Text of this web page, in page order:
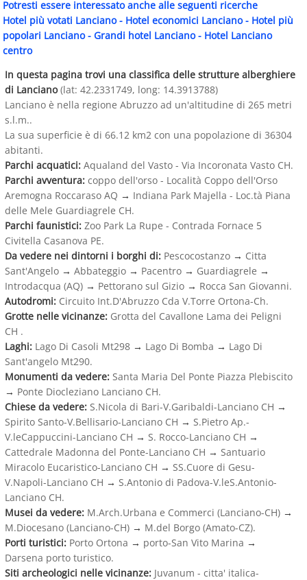
Potresti essere interessato anche alle seguenti ricerche
Hotel più votati Lanciano- Hotel economici Lanciano- Hotel più
popolari Lanciano- Grandi hotel Lanciano- Hotel Lanciano
centro
In questa pagina trovi una classifica delle strutture alberghiere
di Lanciano(lat: 42.2331749, long: 14.3913788)
Lanciano è nella regione Abruzzo ad un'altitudine di 265 metri
s.l.m..
La sua superficie è di 66.12 km2 con una popolazione di 36304
abitanti.
Parchi acquatici: Aqualand del Vasto - Via Incoronata Vasto CH.
Parchi avventura: coppo dell'orso - Località Coppo dell'Orso
Aremogna Roccaraso AQ → Indiana Park Majella - Loc.tà Piana
delle Mele Guardiagrele CH.
Parchi faunistici: Zoo Park La Rupe - Contrada Fornace 5
Civitella Casanova PE.
Da vedere nei dintorni i borghi di: Pescocostanzo → Citta
Sant'Angelo → Abbateggio → Pacentro → Guardiagrele →
Introdacqua (AQ) → Pettorano sul Gizio → Rocca San Giovanni.
Autodromi: Circuito Int.D'Abruzzo Cda V.Torre Ortona-Ch.
Grotte nelle vicinanze: Grotta del Cavallone Lama dei Peligni
CH .
Laghi: Lago Di Casoli Mt298 → Lago Di Bomba → Lago Di
Sant'angelo Mt290.
Monumenti da vedere: Santa Maria Del Ponte Piazza Plebiscito
→ Ponte Diocleziano Lanciano CH.
Chiese da vedere: S.Nicola di Bari-V.Garibaldi-Lanciano CH →
Spirito Santo-V.Bellisario-Lanciano CH → S.Pietro Ap.-
V.leCappuccini-Lanciano CH → S. Rocco-Lanciano CH →
Cattedrale Madonna del Ponte-Lanciano CH → Santuario
Miracolo Eucaristico-Lanciano CH → SS.Cuore di Gesu-
V.Napoli-Lanciano CH → S.Antonio di Padova-V.leS.Antonio-
Lanciano CH.
Musei da vedere: M.Arch.Urbana e Commerci (Lanciano-CH) →
M.Diocesano (Lanciano-CH) → M.del Borgo (Amato-CZ).
Porti turistici: Porto Ortona → porto-San Vito Marina →
Darsena porto turistico.
Siti archeologici nelle vicinanze: Juvanum - citta' italica-